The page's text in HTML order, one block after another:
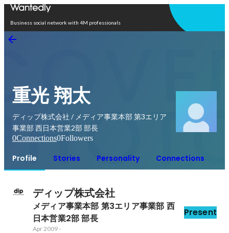
Business social network with 4M professionals
重光 翔太
ディップ株式会社 / メディア事業本部 第3エリア
事業部 西日本営業2部 部長
0Connections0Followers
Profile Stories Personality Connections
ディップ株式会社
メディア事業本部 第3エリア事業部 西
日本営業2部 部長
Present
Apr 2009-